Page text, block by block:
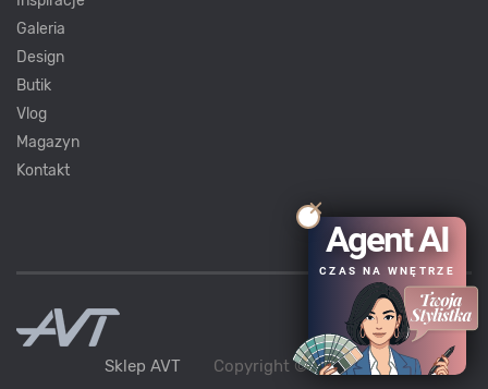
Galeria
Design
Butik
Vlog
Magazyn
Kontakt
Sklep AVT Copyright ©AVT2021
Agent AI
CZAS NA WNĘTRZE